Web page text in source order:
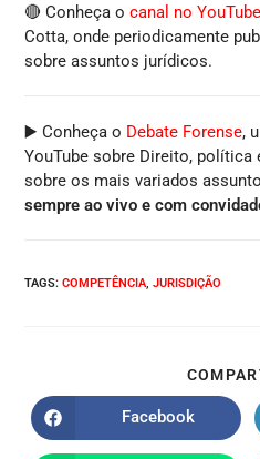
🔴 Conheça ocanal no YouTube
Cotta, onde periodicamente
sobre assuntos jurídicos.
▶️ Conheça o Debate Forense,
YouTube sobre Direito,
sobre os mais variados
sempre ao vivo e com
TAGS:COMPETÊNCIA, JURISDIÇÃO
Facebook